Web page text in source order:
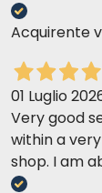
Acquirente
01 Luglio
Very good
within a
shop. I am